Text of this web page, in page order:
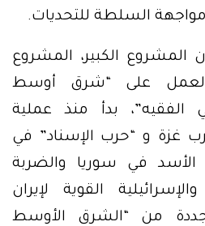
السلطة للتحديات.
المشروع الكبير، المشروع
والعمل على “شرق أوسط
الفقيه”، بدأ منذ عملية
غزة و “حرب الإسناد” في
في سوريا والضربة
القوية لإيران
من “الشرق الأوسط